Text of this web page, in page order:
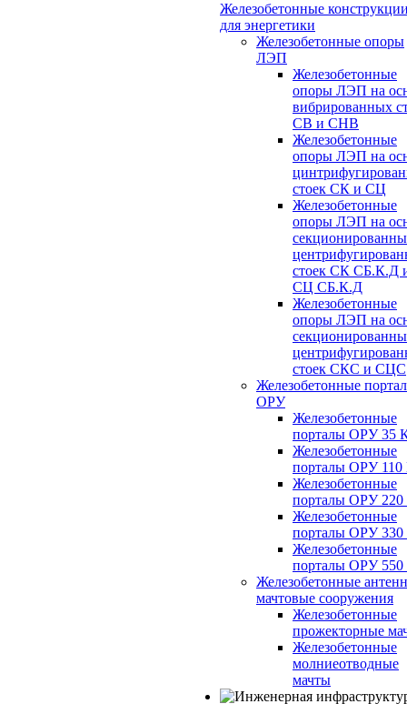
Железобетонные
для энергетики
Железобетонные опоры
ЛЭП
Железобетонные
опоры ЛЭП на
вибрированных
СВ и СНВ
Железобетонные
опоры ЛЭП на
стоек СК и СЦ
Железобетонные
опоры ЛЭП на
стоек СК СБ.К.Д
СЦ СБ.К.Д
Железобетонные
опоры ЛЭП на
стоек СКС и СЦС
Железобетонные
ОРУ
Железобетонные
порталы ОРУ 35
Железобетонные
порталы ОРУ
Железобетонные
порталы ОРУ
Железобетонные
порталы ОРУ
Железобетонные
порталы ОРУ
Железобетонные
мачтовые сооружения
Железобетонные
прожекторные
Железобетонные
молниеотводные
мачты